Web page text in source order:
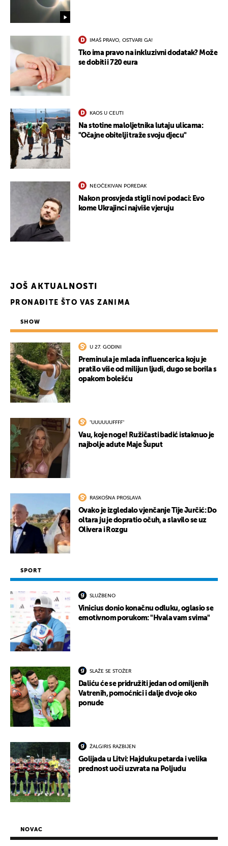
IMAŠ PRAVO, OSTVARI GA!
Tko ima pravo na inkluzivni dodatak? Može
se dobiti i 720 eura
KAOS U CEUTI
Na stotine maloljetnika lutaju ulicama:
"Očajne obitelji traže svoju djecu"
NEOČEKIVAN POREDAK
Nakon prosvjeda stigli novi podaci: Evo
kome Ukrajinci najviše vjeruju
JOŠ AKTUALNOSTI
PRONAĐITE ŠTO VAS ZANIMA
SHOW
U 27. GODINI
Preminula je mlada influencerica koju je
pratilo više od milijun ljudi, dugo se borila s
opakom bolešću
"UUUUUUFFFF"
Vau, koje noge! Ružičasti badić istaknuo je
najbolje adute Maje Šuput
RASKOŠNA PROSLAVA
Ovako je izgledalo vjenčanje Tije Jurčić: Do
oltara ju je dopratio očuh, a slavilo se uz
Olivera i Rozgu
SPORT
SLUŽBENO
Vinicius donio konačnu odluku, oglasio se
emotivnom porukom: "Hvala vam svima"
SLAŽE SE STOŽER
Daliću će se pridružiti jedan od omiljenih
Vatrenih, pomoćnici i dalje dvoje oko
ponude
ŽALGIRIS RAZBIJEN
Golijada u Litvi: Hajduku petarda i velika
prednost uoči uzvrata na Poljudu
NOVAC